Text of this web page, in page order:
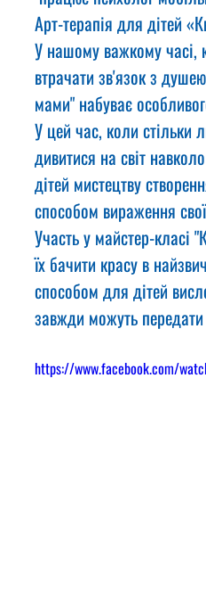
Арт-терапія для дітей
У нашому важкому часі,
втрачати зв'язок з
мами" набуває
У цей час, коли стільки
дивитися на світ
дітей мистецтву
способом вираження
Участь у майстер-класі
їх бачити красу в
способом для дітей
завжди можуть передати
https://www.facebook.com/